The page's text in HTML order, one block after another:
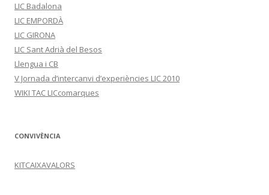
LIC Badalona
LIC EMPORDÀ
LIC GIRONA
LIC Sant Adrià del Besos
Llengua i CB
V Jornada d’intercanvi d’experiències LIC 2010
WIKI TAC LICcomarques
CONVIVÈNCIA
KITCAIXAVALORS